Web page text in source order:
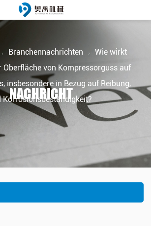
/ Branchennachrichten /
Wie wirkt
Oberfläche von Kompressorguss auf
insbesondere in Bezug auf Reibung,
Korrosionsbeständigkeit?
NACHRICHT